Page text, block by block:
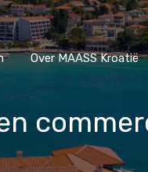
Over MAASS
Over MAASS Kroatië